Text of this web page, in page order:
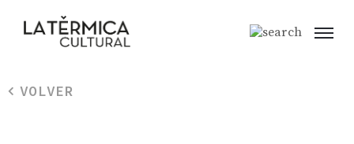
VOLVER